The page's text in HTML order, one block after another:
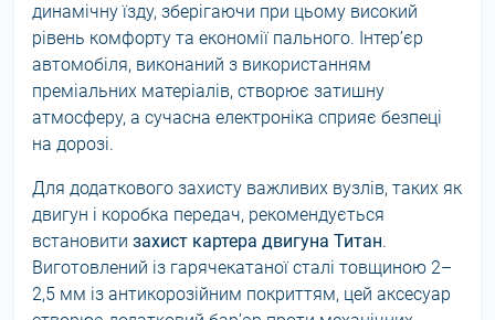
динамічну їзду, зберігаючи при цьому високий
рівень комфорту та економії пального. Інтер’єр
автомобіля, виконаний з використанням
преміальних матеріалів, створює затишну
атмосферу, а сучасна електроніка сприяє безпеці
на дорозі.
Для додаткового захисту важливих вузлів, таких як
двигун і коробка передач, рекомендується
встановити захист картера двигуна Титан.
Виготовлений із гарячекатаної сталі товщиною 2–
2,5 мм із антикорозійним покриттям, цей аксесуар